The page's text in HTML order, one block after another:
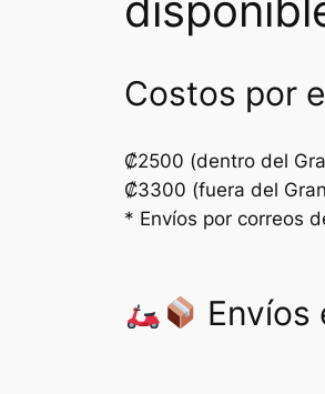
Costos por
₡2500 (dentro del
₡3300 (fuera del
* Envíos por correos
Envíos